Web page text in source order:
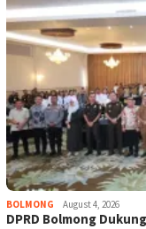
BOLMONG August 4, 2026
DPRD Bolmong